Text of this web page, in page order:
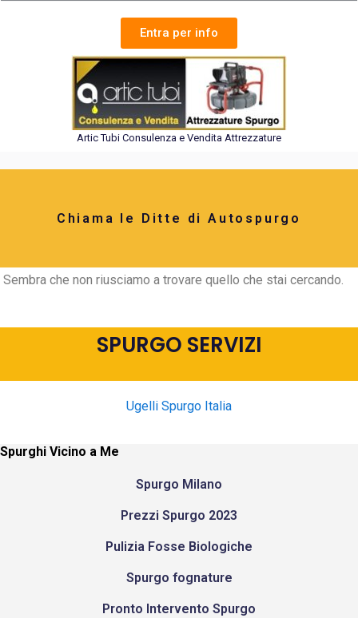
Entra per info
Artic Tubi Consulenza e Vendita Attrezzature
Chiama le Ditte di Autospurgo
Sembra che non riusciamo a trovare quello che stai cercando.
SPURGO SERVIZI
Ugelli Spurgo Italia
Spurghi Vicino a Me
Spurgo Milano
Prezzi Spurgo 2023
Pulizia Fosse Biologiche
Spurgo fognature
Pronto Intervento Spurgo